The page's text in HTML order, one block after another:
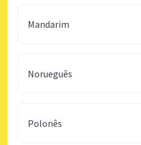
Mandarim
Norueguês
Polonês